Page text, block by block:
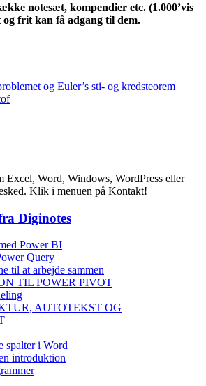
notesæt, kompendier etc. (1.000’vis
frit kan få adgang til dem.
og Euler’s sti- og kredsteorem
Excel, Word, Windows, WordPress eller
Klik i menuen på Kontakt!
Diginotes
Power BI
Query
til at arbejde sammen
TIL POWER PIVOT
AUTOTEKST OG
spalter i Word
introduktion